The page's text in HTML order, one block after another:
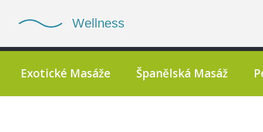
Exotické Masáže Španělská Masáž